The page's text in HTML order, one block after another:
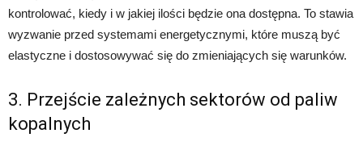
kontrolować, kiedy i w jakiej ilości będzie ona dostępna. To stawia
wyzwanie przed systemami energetycznymi, które muszą być
elastyczne i dostosowywać się do zmieniających się warunków.
3. Przejście zależnych sektorów od paliw
kopalnych